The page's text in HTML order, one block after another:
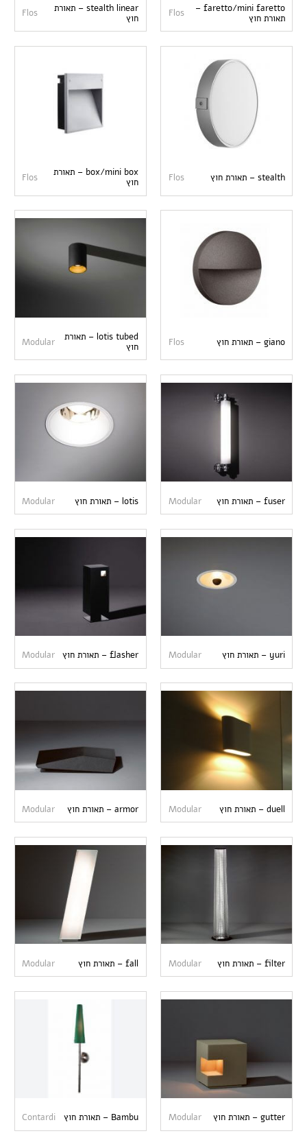
faretto/mini faretto –
תאורת חוץ
Flos
stealth linear – תאורת
חוץ
Flos
stealth – תאורת חוץ Flos
box/mini box – תאורת
חוץ
Flos
giano – תאורת חוץ Flos
lotis tubed – תאורת
חוץ
Modular
fuser – תאורת חוץ Modular lotis – תאורת חוץ Modular
yuri – תאורת חוץ Modular flasher – תאורת חוץ Modular
duell – תאורת חוץ Modular armor – תאורת חוץ Modular
filter – תאורת חוץ Modular fall – תאורת חוץ Modular
gutter – תאורת חוץ Modular Bambu – תאורת חוץ Contardi